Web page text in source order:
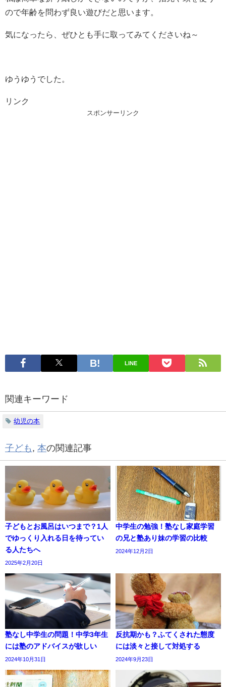
ので年齢を問わず良い遊びだと思います。
気になったら、ぜひとも手に取ってみてくださいね～
ゆうゆうでした。
リンク
スポンサーリンク
LINE
関連キーワード
幼児の本
子ども , 本の関連記事
子どもとお風呂はいつまで？1人
でゆっくり入れる日を待ってい
る人たちへ
2025年2月20日
中学生の勉強！塾なし家庭学習
の兄と塾あり妹の学習の比較
2024年12月2日
塾なし中学生の問題！中学3年生
には塾のアドバイスが欲しい
2024年10月31日
反抗期かも？ふてくされた態度
には淡々と接して対処する
2024年9月23日